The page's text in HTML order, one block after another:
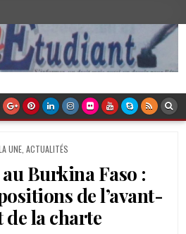
UNE ACTUALITÉS
Burkina Faso :
de l’avant-
de la charte